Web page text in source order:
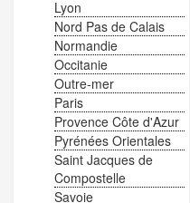
Lyon
Nord Pas de Calais
Normandie
Occitanie
Outre-mer
Paris
Provence Côte d'Azur
Pyrénées Orientales
Saint Jacques de
Compostelle
Savoie